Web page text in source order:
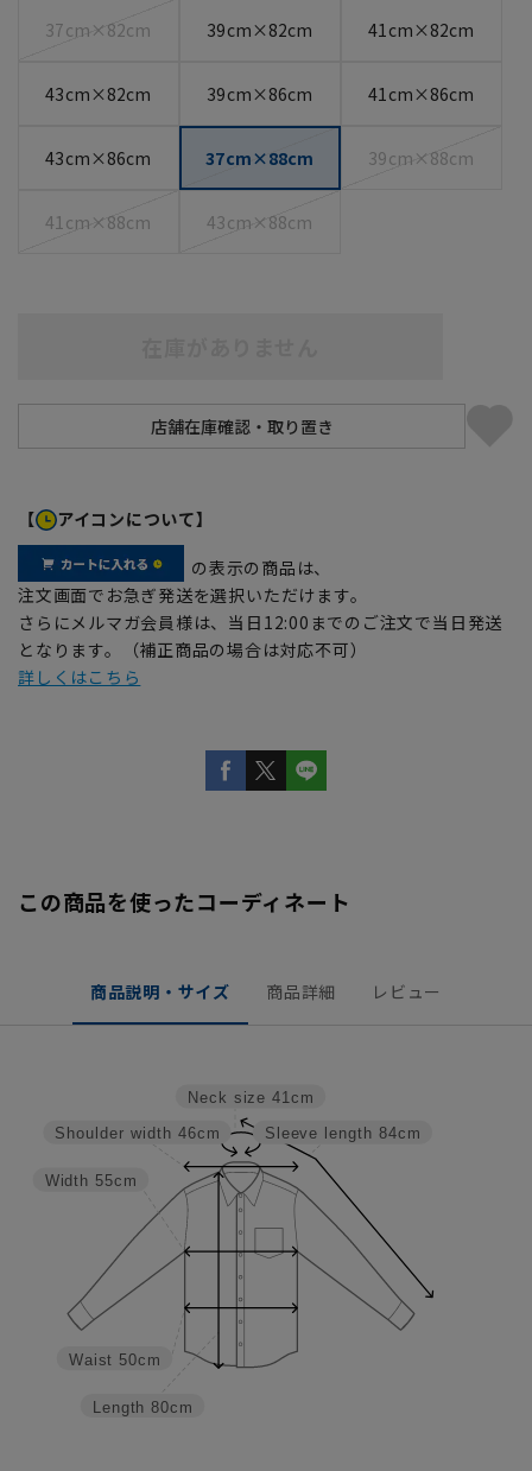
37cm×82cm 39cm×82cm 41cm×82cm
43cm×82cm 39cm×86cm 41cm×86cm
43cm×86cm 37cm×88cm 39cm×88cm
41cm×88cm 43cm×88cm
【 アイコンについて】
の表示の商品は、
注文画面でお急ぎ発送を選択いただけます。
さらにメルマガ会員様は、当日12:00までのご注文で当日発送
となります。（補正商品の場合は対応不可）
詳しくはこちら
この商品を使ったコーディネート
商品説明・サイズ 商品詳細 レビュー
Sleeve length 84cm
Neck size 41cm
Length 80cm
Waist 50cm
Width 55cm
Shoulder width 46cm